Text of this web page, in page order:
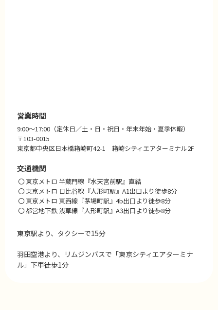
営業時間
9:00〜17:00（定休日／土・日・祝日・年末年始・夏季休暇）
〒103-0015
東京都中央区日本橋箱崎町42-1 箱崎シティエアターミナル2F
交通機関
東京メトロ 半蔵門線『水天宮前駅』直結
東京メトロ 日比谷線『人形町駅』A1出口より徒歩8分
東京メトロ 東西線『茅場町駅』4b出口より徒歩8分
都営地下鉄 浅草線『人形町駅』A3出口より徒歩8分
東京駅より、タクシーで15分
羽田空港より、リムジンバスで「東京シティエアターミナ
ル」下車徒歩1分